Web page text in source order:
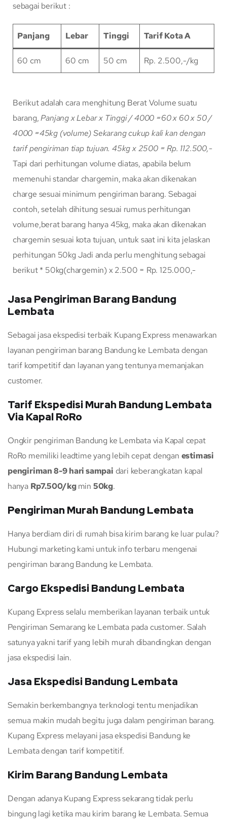
sebagai berikut :
Panjang Lebar Tinggi Tarif Kota A
60 cm 60 cm 50 cm Rp. 2.500,-/kg
Berikut adalah cara menghitung Berat Volume suatu
barang,Panjang x Lebar x Tinggi / 4000 =60 x 60 x 50 /
4000 =45kg (volume)Sekarang cukup kali kan dengan
tarif pengiriman tiap tujuan. 45kg x 2500 = Rp. 112.500,-
Tapi dari perhitungan volume diatas, apabila belum
memenuhi standar chargemin, maka akan dikenakan
charge sesuai minimum pengiriman barang. Sebagai
contoh, setelah dihitung sesuai rumus perhitungan
volume,berat barang hanya 45kg, maka akan dikenakan
chargemin sesuai kota tujuan, untuk saat ini kita jelaskan
perhitungan 50kg Jadi anda perlu menghitung sebagai
berikut * 50kg(chargemin) x 2.500 = Rp. 125.000,-
Jasa Pengiriman Barang Bandung
Lembata
Sebagai jasa ekspedisi terbaik Kupang Express menawarkan
layanan pengiriman barang Bandung ke Lembata dengan
tarif kompetitif dan layanan yang tentunya memanjakan
customer.
Tarif Ekspedisi Murah Bandung Lembata
Via Kapal RoRo
Ongkir pengiriman Bandung ke Lembata via Kapal cepat
RoRo memiliki leadtime yang lebih cepat dengan estimasi
pengiriman 8-9 hari sampai dari keberangkatan kapal
hanya Rp7.500/kgmin 50kg.
Pengiriman Murah Bandung Lembata
Hanya berdiam diri di rumah bisa kirim barang ke luar pulau?
Hubungi marketing kami untuk info terbaru mengenai
pengiriman barang Bandung ke Lembata.
Cargo Ekspedisi Bandung Lembata
Kupang Express selalu memberikan layanan terbaik untuk
Pengiriman Semarang ke Lembata pada customer. Salah
satunya yakni tarif yang lebih murah dibandingkan dengan
jasa ekspedisi lain.
Jasa Ekspedisi Bandung Lembata
Semakin berkembangnya terknologi tentu menjadikan
semua makin mudah begitu juga dalam pengiriman barang.
Kupang Express melayani jasa ekspedisi Bandung ke
Lembata dengan tarif kompetitif.
Kirim Barang Bandung Lembata
Dengan adanya Kupang Express sekarang tidak perlu
bingung lagi ketika mau kirim barang ke Lembata. Semua